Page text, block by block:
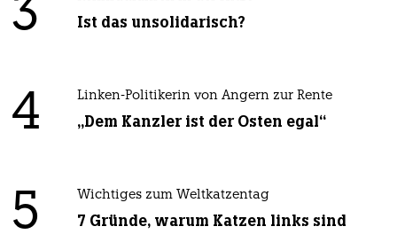
3 Ist das unsolidarisch?
4 Linken-Politikerin von Angern zur Rente
„Dem Kanzler ist der Osten egal“
5 Wichtiges zum Weltkatzentag
7 Gründe, warum Katzen links sind